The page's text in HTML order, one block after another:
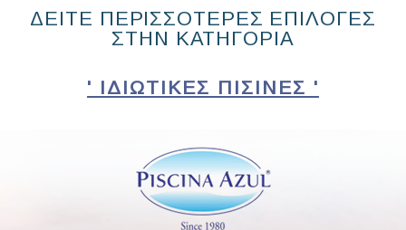
ΔΕΙΤΕ ΠΕΡΙΣΣΟΤΕΡΕΣ ΕΠΙΛΟΓΕΣ
ΣΤΗΝ ΚΑΤΗΓΟΡΙΑ
' ΙΔΙΩΤΙΚΈΣ ΠΙΣΊΝΕΣ '